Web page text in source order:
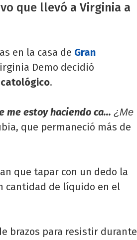
que llevó a Virginia a
en la casa de Gran
Demo decidió
.
me estoy haciendo ca... ¿Me
que permaneció más de
que tapar con un dedo la
cantidad de líquido en el
brazos para resistir durante